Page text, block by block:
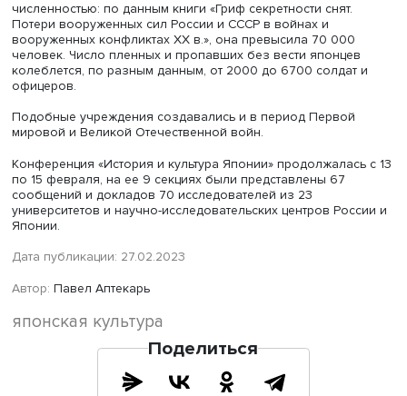
Подписавшие конвенции обязались создать
бюро о военнопленных. Его организацию возложили
Красный Крест. Российское бюро открылось в мае 1904
его заведующим стал известный юрист Федор Мартенс.